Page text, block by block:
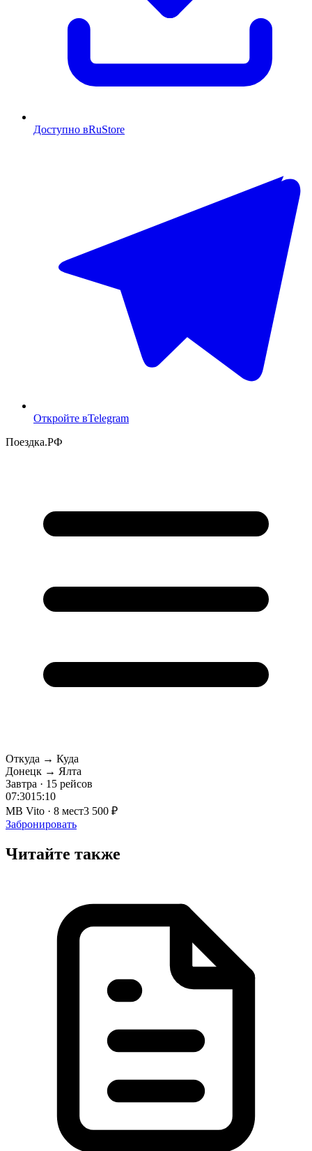
Доступно вRuStore
Откройте вTelegram
Поездка.РФ
Откуда → Куда
Донецк → Ялта
Завтра · 15 рейсов
07:3015:10
MB Vito · 8 мест3 500 ₽
Забронировать
Читайте также